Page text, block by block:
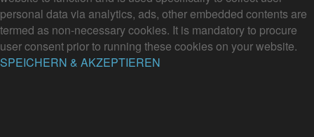
personal data via analytics, ads, other embedded contents are
termed as non-necessary cookies. It is mandatory to procure
user consent prior to running these cookies on your website.
SPEICHERN & AKZEPTIEREN